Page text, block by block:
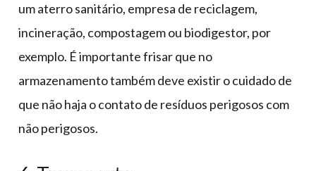
um aterro sanitário, empresa de reciclagem,
incineração, compostagem ou biodigestor, por
exemplo. É importante frisar que no
armazenamento também deve existir o cuidado de
que não haja o contato de resíduos perigosos com
não perigosos.